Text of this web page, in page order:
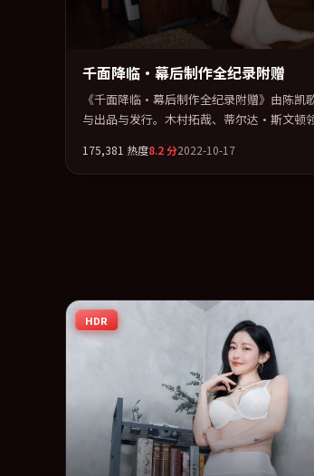
千面降临·幕后制作全纪录附赠
《千面降临·幕后制作全纪录附赠》由陈凯
与出品与发行。木村拓哉、蒂尔达·斯文顿
过去。全片以「犯罪」类型为骨架，在叙事
力求统一。定于 2022-10-06 在内地院线及
175,381 热度8.2分2022-10-17
HDR